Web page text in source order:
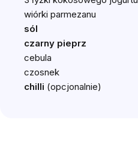
wiórki parmezanu
sól
czarny pieprz
cebula
czosnek
chilli (opcjonalnie)